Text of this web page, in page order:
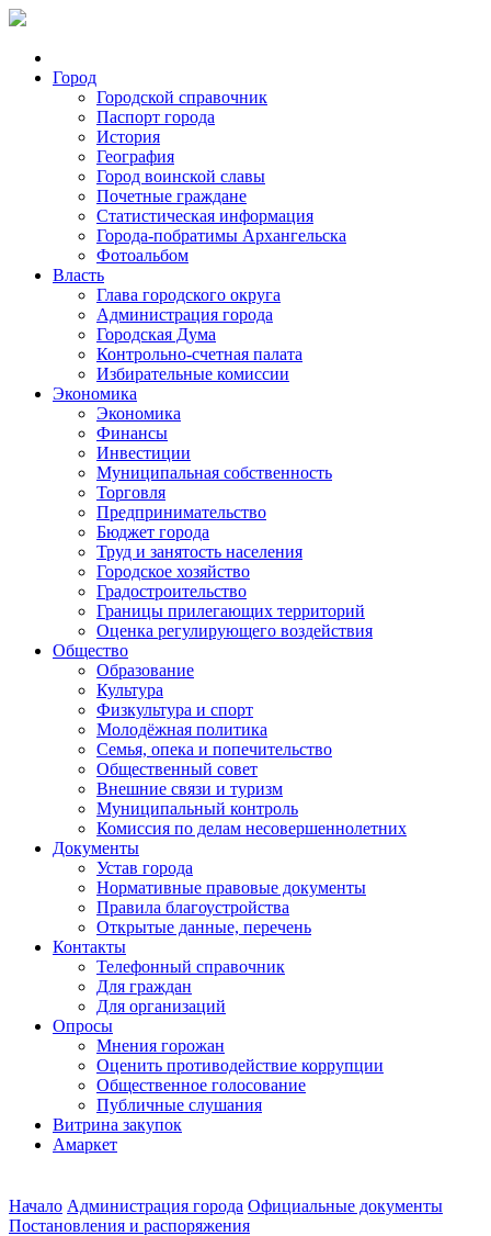
Город
Городской справочник
Паспорт города
История
География
Город воинской славы
Почетные граждане
Статистическая информация
Города-побратимы Архангельска
Фотоальбом
Власть
Глава городского округа
Администрация города
Городская Дума
Контрольно-счетная палата
Избирательные комиссии
Экономика
Экономика
Финансы
Инвестиции
Муниципальная собственность
Торговля
Предпринимательство
Бюджет города
Труд и занятость населения
Городское хозяйство
Градостроительство
Границы прилегающих территорий
Оценка регулирующего воздействия
Общество
Образование
Культура
Физкультура и спорт
Молодёжная политика
Семья, опека и попечительство
Общественный совет
Внешние связи и туризм
Муниципальный контроль
Комиссия по делам несовершеннолетних
Документы
Устав города
Нормативные правовые документы
Правила благоустройства
Открытые данные, перечень
Контакты
Телефонный справочник
Для граждан
Для организаций
Опросы
Мнения горожан
Оценить противодействие коррупции
Общественное голосование
Публичные слушания
Витрина закупок
Амаркет
Начало Администрация города Официальные документы
Постановления и распоряжения